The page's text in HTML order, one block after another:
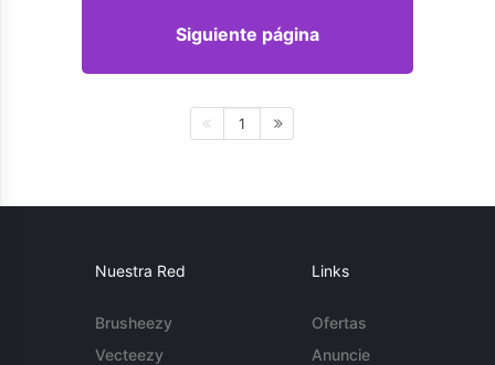
Siguiente página
1
Nuestra Red
Brusheezy
Vecteezy
Links
Ofertas
Anuncie